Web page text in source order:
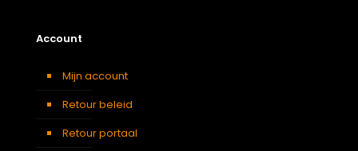
Account
Mijn account
Retour beleid
Retour portaal